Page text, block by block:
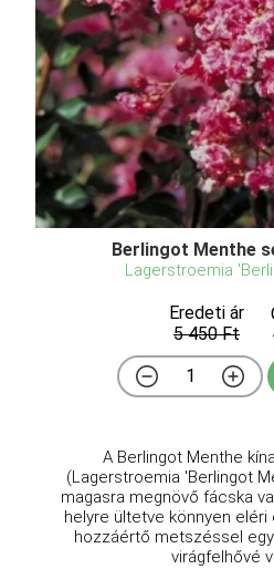
Berlingot Menthe
Lagerstroemia
Eredeti ár
5 450 Ft
A Berlingot Menthe
(Lagerstroemia 'Berlingot
magasra megnövő fácska
helyre ültetve könnyen
hozzáértő metszéssel
virágfelhővé